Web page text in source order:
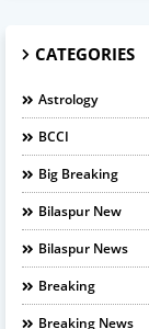
CATEGORIES
Astrology
BCCI
Big Breaking
Bilaspur New
Bilaspur News
Breaking
Breaking News